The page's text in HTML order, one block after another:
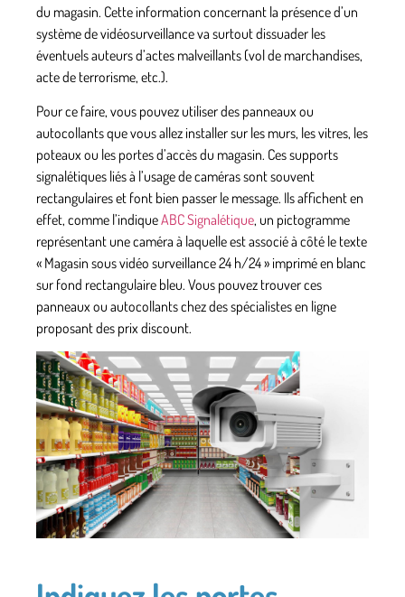
du magasin. Cette information concernant la présence d’un
système de vidéosurveillance va surtoutdissuader les
éventuels auteurs d’actes malveillants (vol de marchandises,
acte de terrorisme, etc.).
Pour ce faire, vous pouvez utiliser des panneaux ou
autocollants que vous allez installer sur les murs, les vitres, les
poteaux ou les portes d’accès du magasin. Ces supports
signalétiques liés à l’usage de caméras sont souvent
rectangulaires et font bien passer le message. Ils affichent en
effet, comme l’indiqueABC Signalétique, un pictogramme
représentant une caméra à laquelle est associé à côté le texte
« Magasin sous vidéo surveillance 24 h/24 » imprimé en blanc
sur fond rectangulaire bleu. Vous pouvez trouver ces
panneaux ou autocollants chez des spécialistes en ligne
proposant des prix discount.